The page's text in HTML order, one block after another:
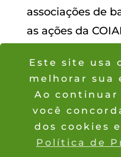
associações de
as ações da
A atividade foi
que eram
ausentes para
de
movimento
Este site usa
melhorar sua
Ao continuar
você
dos cookies
Política de